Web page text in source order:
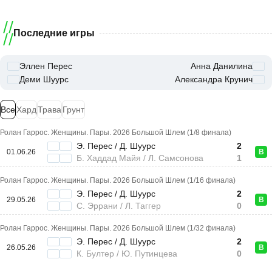
Последние игры
Эллен Перес
Деми Шуурс
Анна Данилина
Александра Крунич
ВсеХардТрава Грунт
Ролан Гаррос. Женщины. Пары. 2026 Большой Шлем (1/8 финала)
01.06.26
Э. Перес / Д. Шуурс
Б. Хаддад Майя / Л. Самсонова
2
1
В
Ролан Гаррос. Женщины. Пары. 2026 Большой Шлем (1/16 финала)
29.05.26
Э. Перес / Д. Шуурс
С. Эррани / Л. Таггер
2
0
В
Ролан Гаррос. Женщины. Пары. 2026 Большой Шлем (1/32 финала)
26.05.26
Э. Перес / Д. Шуурс
К. Бултер / Ю. Путинцева
2
0
В